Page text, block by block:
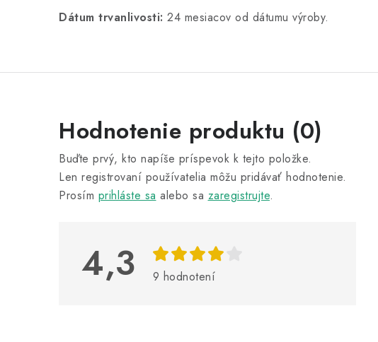
Dátum trvanlivosti: 24 mesiacov od dátumu výroby.
Hodnotenie produktu (0)
Buďte prvý, kto napíše príspevok k tejto položke.
Len registrovaní používatelia môžu pridávať hodnotenie.
Prosím prihláste sa alebo sa zaregistrujte.
4,3 9 hodnotení
V
ý
p
i